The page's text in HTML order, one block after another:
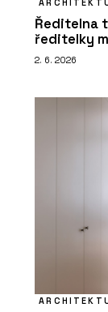
Ředitelna
ředitelky
2. 6. 2026